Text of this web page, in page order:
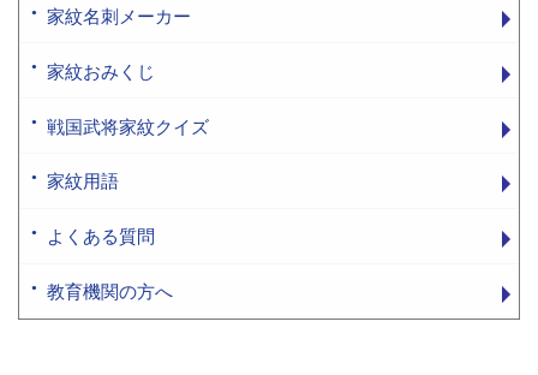
家紋名刺メーカー
家紋おみくじ
戦国武将家紋クイズ
家紋用語
よくある質問
教育機関の方へ